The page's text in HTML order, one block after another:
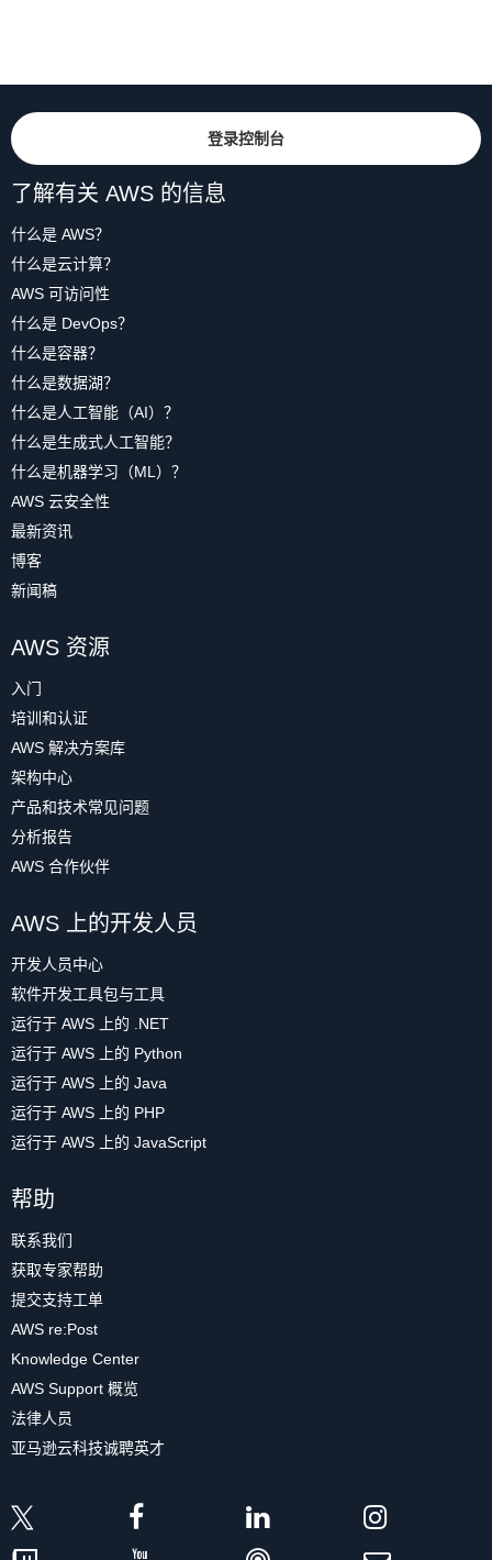
登录控制台
了解有关 AWS 的信息
什么是 AWS？
什么是云计算？
AWS 可访问性
什么是 DevOps？
什么是容器？
什么是数据湖？
什么是人工智能（AI）？
什么是生成式人工智能？
什么是机器学习（ML）？
AWS 云安全性
最新资讯
博客
新闻稿
AWS 资源
入门
培训和认证
AWS 解决方案库
架构中心
产品和技术常见问题
分析报告
AWS 合作伙伴
AWS 上的开发人员
开发人员中心
软件开发工具包与工具
运行于 AWS 上的 .NET
运行于 AWS 上的 Python
运行于 AWS 上的 Java
运行于 AWS 上的 PHP
运行于 AWS 上的 JavaScript
帮助
联系我们
获取专家帮助
提交支持工单
AWS re:Post
Knowledge Center
AWS Support 概览
法律人员
亚马逊云科技诚聘英才